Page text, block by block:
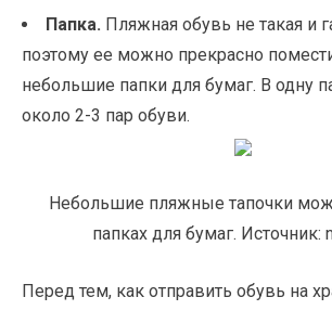
Папка. Пляжная обувь не такая и
поэтому ее можно прекрасно
небольшие папки для бумаг. В одну
около 2-3 пар обуви.
Небольшие пляжные тапочки
папках для бумаг. Источник:
Перед тем, как отправить обувь на